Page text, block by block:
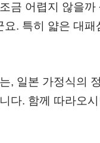
금 어렵지 않을
. 특히 얇은 대
, 일본 가정식의
다. 함께 따라오